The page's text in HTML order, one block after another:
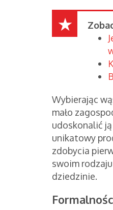
Wybierając
mało
udoskonalić
unikatowy
zdobycia
swoim
dziedzinie.